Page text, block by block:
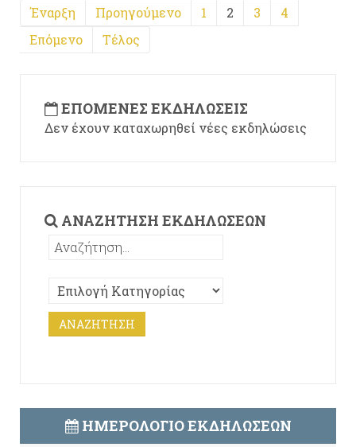
Έναρξη Προηγούμενο 1 2 3
4
Επόμενο
Τέλος
ΕΠΌΜΕΝΕΣ ΕΚΔΗΛΏΣΕΙΣ
Δεν έχουν καταχωρηθεί νέες εκδηλώσεις
ΑΝΑΖΉΤΗΣΗ ΕΚΔΗΛΏΣΕΩΝ
ΗΜΕΡΟΛΌΓΙΟ ΕΚΔΗΛΏΣΕΩΝ